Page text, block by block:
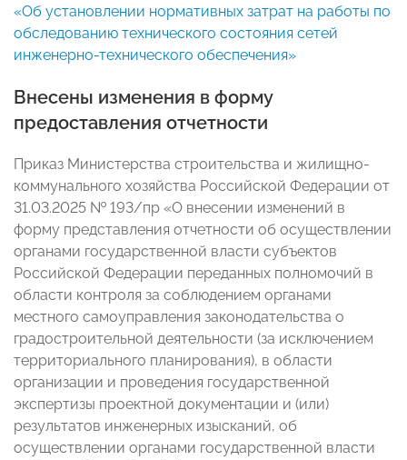
«Об установлении нормативных затрат на работы по
обследованию технического состояния сетей
инженерно-технического обеспечения»
Внесены изменения в форму
предоставления отчетности
Приказ Министерства строительства и жилищно-
коммунального хозяйства Российской Федерации от
31.03.2025 № 193/пр «О внесении изменений в
форму представления отчетности об осуществлении
органами государственной власти субъектов
Российской Федерации переданных полномочий в
области контроля за соблюдением органами
местного самоуправления законодательства о
градостроительной деятельности (за исключением
территориального планирования), в области
организации и проведения государственной
экспертизы проектной документации и (или)
результатов инженерных изысканий, об
осуществлении органами государственной власти